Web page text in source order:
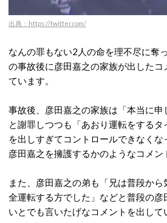
出典：https://twitter.com/
なんの罪もない2人の命を理不尽に奪
の事故後に彦田嘉之の家族が出したコ
ています。
事故後、彦田嘉之の家族は「本当に申
と謝罪しつつも「あおり運転をする
を出しすぎてコントロールできなくな
彦田嘉之を擁護するかのようなコメン
また、彦田嘉之の弟も「兄は普段か
全運転する方でした」などと普段の
いとでも言いたげなコメントを出して